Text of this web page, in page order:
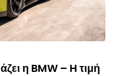
© enkinisi.gr
η BMW – Η τιμή